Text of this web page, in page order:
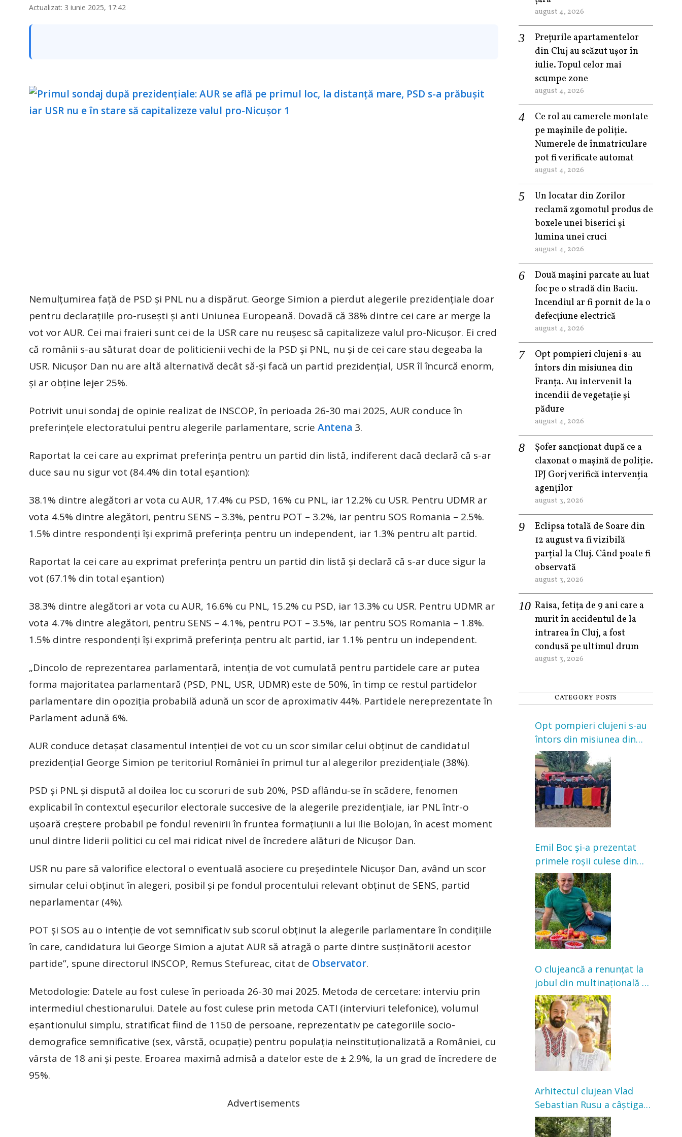
Actualizat: 3 iunie 2025, 17:42
Nemulțumirea față de PSD și PNL nu a dispărut. George Simion a pierdut alegerile prezidențiale doar
pentru declarațiile pro-rusești și anti Uniunea Europeană. Dovadă că 38% dintre cei care ar merge la
vot vor AUR. Cei mai fraieri sunt cei de la USR care nu reușesc să capitalizeze valul pro-Nicușor. Ei cred
că românii s-au săturat doar de politicienii vechi de la PSD și PNL, nu și de cei care stau degeaba la
USR. Nicușor Dan nu are altă alternativă decât să-și facă un partid prezidențial, USR îl încurcă enorm,
și ar obține lejer 25%.
Potrivit unui sondaj de opinie realizat de INSCOP, în perioada 26-30 mai 2025, AUR conduce în
preferințele electoratului pentru alegerile parlamentare, scrie Antena 3.
Raportat la cei care au exprimat preferința pentru un partid din listă, indiferent dacă declară că s-ar
duce sau nu sigur vot (84.4% din total eșantion):
38.1% dintre alegători ar vota cu AUR, 17.4% cu PSD, 16% cu PNL, iar 12.2% cu USR. Pentru UDMR ar
vota 4.5% dintre alegători, pentru SENS – 3.3%, pentru POT – 3.2%, iar pentru SOS Romania – 2.5%.
1.5% dintre respondenți își exprimă preferința pentru un independent, iar 1.3% pentru alt partid.
Raportat la cei care au exprimat preferința pentru un partid din listă și declară că s-ar duce sigur la
vot (67.1% din total eșantion)
38.3% dintre alegători ar vota cu AUR, 16.6% cu PNL, 15.2% cu PSD, iar 13.3% cu USR. Pentru UDMR ar
vota 4.7% dintre alegători, pentru SENS – 4.1%, pentru POT – 3.5%, iar pentru SOS Romania – 1.8%.
1.5% dintre respondenți își exprimă preferința pentru alt partid, iar 1.1% pentru un independent.
„Dincolo de reprezentarea parlamentară, intenția de vot cumulată pentru partidele care ar putea
forma majoritatea parlamentară (PSD, PNL, USR, UDMR) este de 50%, în timp ce restul partidelor
parlamentare din opoziția probabilă adună un scor de aproximativ 44%. Partidele nereprezentate în
Parlament adună 6%.
AUR conduce detașat clasamentul intenției de vot cu un scor similar celui obținut de candidatul
prezidențial George Simion pe teritoriul României în primul tur al alegerilor prezidențiale (38%).
PSD și PNL și dispută al doilea loc cu scoruri de sub 20%, PSD aflându-se în scădere, fenomen
explicabil în contextul eșecurilor electorale succesive de la alegerile prezidențiale, iar PNL într-o
ușoară creștere probabil pe fondul revenirii în fruntea formațiunii a lui Ilie Bolojan, în acest moment
unul dintre liderii politici cu cel mai ridicat nivel de încredere alături de Nicușor Dan.
USR nu pare să valorifice electoral o eventuală asociere cu președintele Nicușor Dan, având un scor
simular celui obținut în alegeri, posibil și pe fondul procentului relevant obținut de SENS, partid
neparlamentar (4%).
POT și SOS au o intenție de vot semnificativ sub scorul obținut la alegerile parlamentare în condițiile
în care, candidatura lui George Simion a ajutat AUR să atragă o parte dintre susținătorii acestor
partide”, spune directorul INSCOP, Remus Stefureac, citat de Observator.
Metodologie: Datele au fost culese în perioada 26-30 mai 2025. Metoda de cercetare: interviu prin
intermediul chestionarului. Datele au fost culese prin metoda CATI (interviuri telefonice), volumul
eșantionului simplu, stratificat fiind de 1150 de persoane, reprezentativ pe categoriile socio-
demografice semnificative (sex, vârstă, ocupație) pentru populația neinstituționalizată a României, cu
vârsta de 18 ani și peste. Eroarea maximă admisă a datelor este de ± 2.9%, la un grad de încredere de
95%.
Advertisements
august 4, 2026
Prețurile apartamentelor
din Cluj au scăzut ușor în
iulie. Topul celor mai
scumpe zone
august 4, 2026
Ce rol au camerele montate
pe mașinile de poliție.
Numerele de înmatriculare
pot fi verificate automat
august 4, 2026
Un locatar din Zorilor
reclamă zgomotul produs de
boxele unei biserici și
lumina unei cruci
august 4, 2026
Două mașini parcate au luat
foc pe o stradă din Baciu.
Incendiul ar fi pornit de la o
defecțiune electrică
august 4, 2026
Opt pompieri clujeni s-au
întors din misiunea din
Franța. Au intervenit la
incendii de vegetație și
pădure
august 4, 2026
Șofer sancționat după ce a
claxonat o mașină de poliție.
IPJ Gorj verifică intervenția
agenților
august 3, 2026
Eclipsa totală de Soare din
12 august va fi vizibilă
parțial la Cluj. Când poate fi
observată
august 3, 2026
Raisa, fetița de 9 ani care a
murit în accidentul de la
intrarea în Cluj, a fost
condusă pe ultimul drum
august 3, 2026
CATEGORY POSTS
Opt pompieri clujeni s-au
întors din misiunea din
Franța. Au intervenit la
incendii de vegetație și
pădure
Emil Boc și-a prezentat
primele roșii culese din
grădină: „Niciun magazin
nu poate oferi această
satisfacție”
O clujeancă a renunțat la
jobul din multinațională și
s-a mutat la țară. Acum
cultivă legume în grădina
bunicilor
Arhitectul clujean Vlad
Sebastian Rusu a câștigat
concursul pentru
transformarea Grădinii